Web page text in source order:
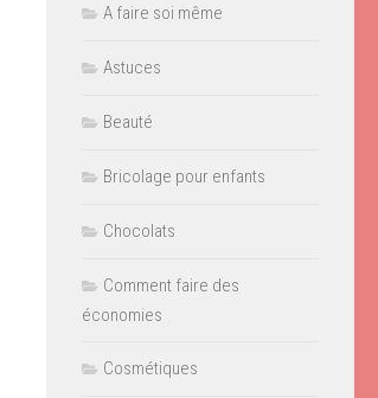
A faire soi même
Astuces
Beauté
Bricolage pour enfants
Chocolats
Comment faire des
économies
Cosmétiques